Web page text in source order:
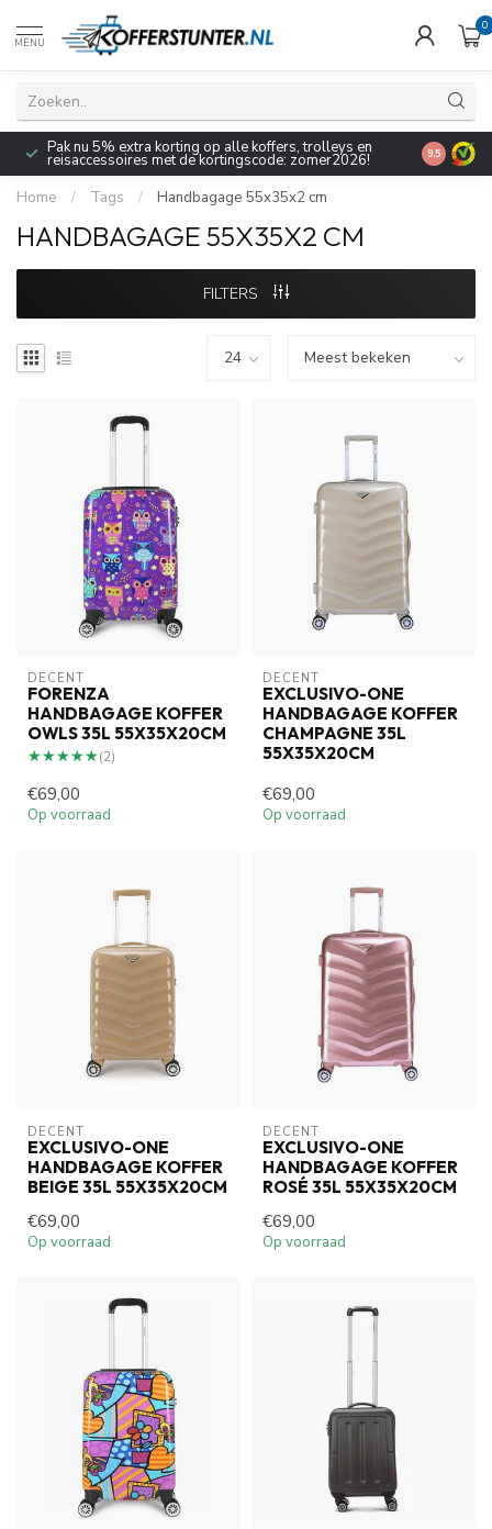
MENU
0
Pak nu 5% extra korting op alle koffers, trolleys en
reisaccessoires met de kortingscode: zomer2026! 9.5
Home / Tags / Handbagage 55x35x2 cm
HANDBAGAGE 55X35X2 CM
FILTERS
DECENT
FORENZA
HANDBAGAGE KOFFER
OWLS 35L 55X35X20CM
★★★★★
★★★★★(2)
€69,00
Op voorraad
DECENT
EXCLUSIVO-ONE
HANDBAGAGE KOFFER
CHAMPAGNE 35L
55X35X20CM
€69,00
Op voorraad
DECENT
EXCLUSIVO-ONE
HANDBAGAGE KOFFER
BEIGE 35L 55X35X20CM
€69,00
Op voorraad
DECENT
EXCLUSIVO-ONE
HANDBAGAGE KOFFER
ROSÉ 35L 55X35X20CM
€69,00
Op voorraad